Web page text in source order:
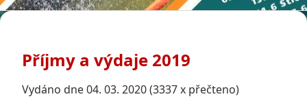
Příjmy a výdaje 2019
Vydáno dne 04. 03. 2020 (3337 x přečteno)